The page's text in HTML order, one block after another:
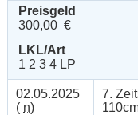
Preisgeld
300,00 €
LKL/Art
1 2 3 4 LP
02.05.2025
( n)
7.